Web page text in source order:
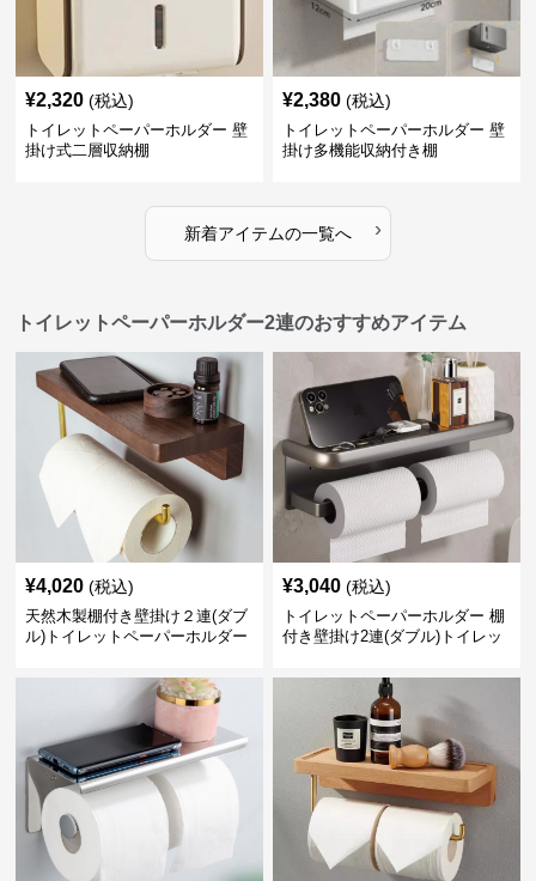
¥2,320 (税込)
トイレットペーパーホルダー 壁
掛け式二層収納棚
¥2,380 (税込)
トイレットペーパーホルダー 壁
掛け多機能収納付き棚
新着アイテムの一覧へ ›
トイレットペーパーホルダー2連のおすすめアイテム
¥4,020 (税込)
天然木製棚付き壁掛け２連(ダブ
ル)トイレットペーパーホルダー
¥3,040 (税込)
トイレットペーパーホルダー 棚
付き壁掛け2連(ダブル)トイレッ